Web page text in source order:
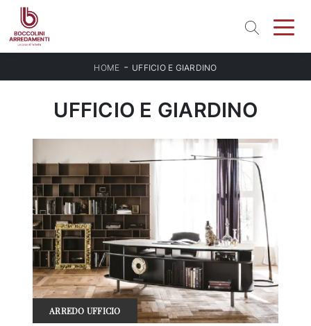
HOME - UFFICIO E GIARDINO
UFFICIO E GIARDINO
ARREDO UFFICIO